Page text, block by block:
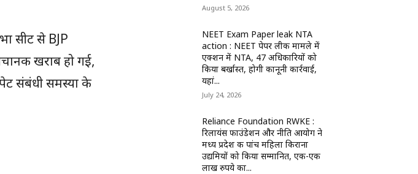
सीट से BJP
खराब हो गई,
संबंधी समस्या के
August 5, 2026
NEET Exam Paper leak NTA
action : NEET पेपर लीक मामले में
एक्शन में NTA, 47 अधिकारियों को
किया बर्खास्त, होगी कानूनी कार्रवाई,
यहां...
July 24, 2026
Reliance Foundation RWKE :
रिलायंस फाउंडेशन और नीति आयोग ने
मध्य प्रदेश की पांच महिला किराना
उद्यमियों को किया सम्मानित, एक-एक
लाख रुपये का...